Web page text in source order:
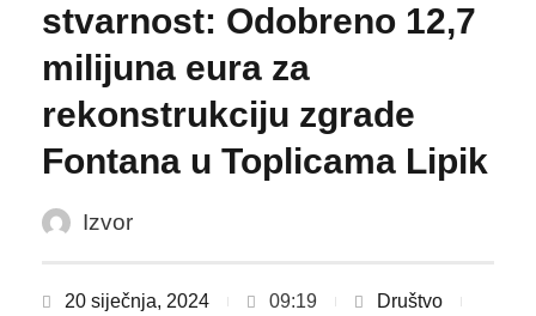
stvarnost: Odobreno 12,7
milijuna eura za
rekonstrukciju zgrade
Fontana u Toplicama Lipik
Izvor
20 siječnja, 2024 09:19
Društvo